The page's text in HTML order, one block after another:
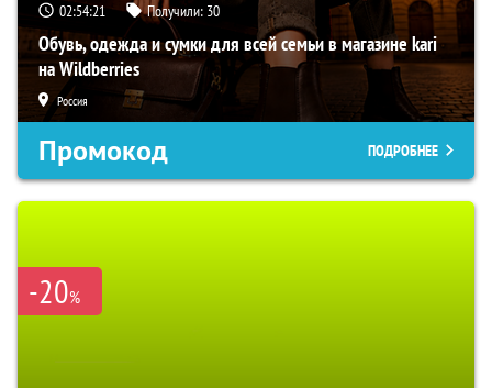
02:54:20 Получили: 30
Обувь, одежда и сумки для всей семьи в магазине kari
на Wildberries
Россия
Промокод ПОДРОБНЕЕ
-20%